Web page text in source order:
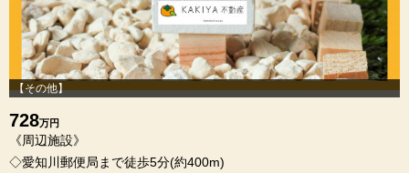
【その他】
728万円
《周辺施設》
◇愛知川郵便局まで徒歩5分(約400m)